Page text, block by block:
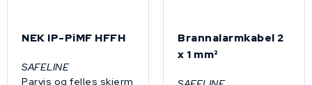
NEK IP-PiMF HFFH
SAFELINE
Parvis og felles skjerm
Brannalarmkabel 2
x 1 mm²